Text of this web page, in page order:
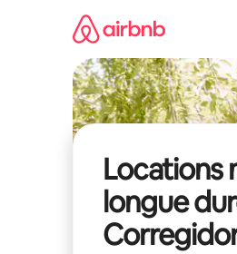
Locations
longue